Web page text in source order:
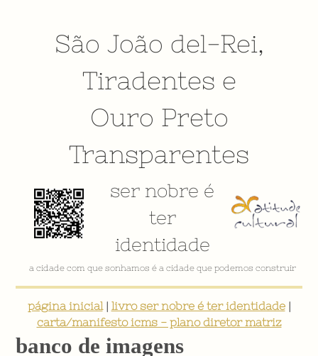
São João del-Rei,
Tiradentes e
Ouro Preto
Transparentes
ser nobre é
ter
identidade
a cidade com que sonhamos é a cidade que podemos construir
página inicial| livro ser nobre é ter identidade|
carta/manifesto icms - plano diretor matriz
banco de imagens